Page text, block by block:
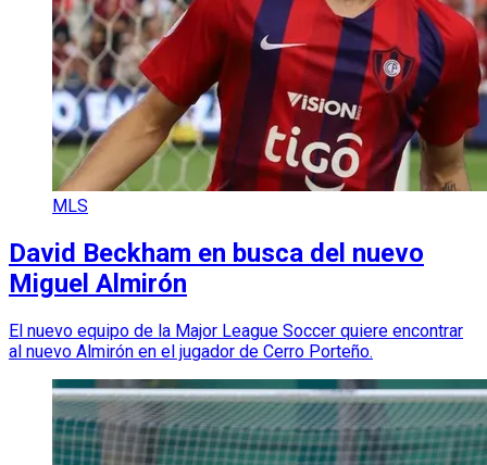
MLS
David Beckham en busca del nuevo
Miguel Almirón
El nuevo equipo de la Major League Soccer quiere encontrar
al nuevo Almirón en el jugador de Cerro Porteño.